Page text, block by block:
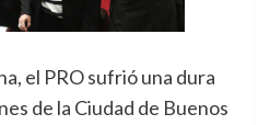
el PRO sufrió una dura
de la Ciudad de Buenos